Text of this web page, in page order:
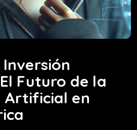
Inversión
Futuro de la
Artificial en